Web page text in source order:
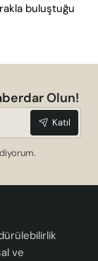
buluştuğu
Olun!
Katıl
ve